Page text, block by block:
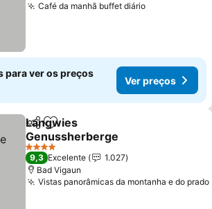
Café da manhã buffet diárioVer preços
para ver os preços
Ver preços
PartilharAdicionar aos favoritos
Langwies
Genussherberge
Ver preços
4 Estrelas
9,3 Excelente
1.027
Bad Vigaun
Vistas panorâmicas da montanha e do prado